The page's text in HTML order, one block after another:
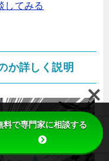
してみる
か詳しく説明
料で専門家に相談する